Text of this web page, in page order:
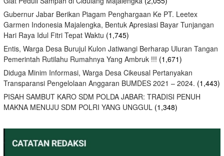
Gubernur Jabar Berikan Piagam Penghargaan Ke PT. Leetex
Garmen Indonesia Majalengka, Bentuk Apresiasi Bayar Tunjangan
Hari Raya Idul Fitri Tepat Waktu (1,745)
Entis, Warga Desa Burujul Kulon Jatiwangi Berharap Uluran Tangan
Pemerintah Rutilahu Rumahnya Yang Ambruk !!! (1,671)
Diduga Minim Informasi, Warga Desa Cikeusal Pertanyakan
Transparansi Pengelolaan Anggaran BUMDES 2021 – 2024. (1,443)
PISAH SAMBUT KARO SDM POLDA JABAR: TRADISI PENUH
MAKNA MENUJU SDM POLRI YANG UNGGUL (1,348)